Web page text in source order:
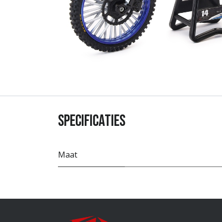
Specificaties
Maat